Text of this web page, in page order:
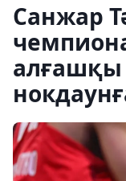
Санжар
алғашқы